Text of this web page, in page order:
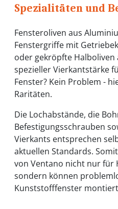
Spezialitäten und
Fensteroliven aus
Fenstergriffe mit
oder gekröpfte
spezieller Vierkantstärke
Fenster? Kein Problem -
Raritäten.
Die Lochabstände, die
Befestigungsschrauben
Vierkants entsprechen
aktuellen Standards.
von Ventano nicht nur für
sondern können
Kunststofffenster